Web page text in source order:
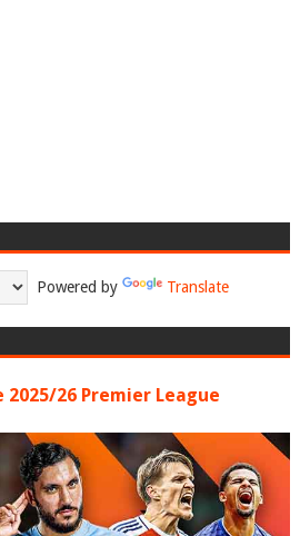
Powered by Translate
2025/26 Premier League